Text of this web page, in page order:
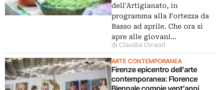
dell'Artigianato, in
programma alla Fortezza da
Basso ad aprile. Che ora si
apre alle giovani…
di Claudia Giraud
ARTE CONTEMPORANEA
Firenze epicentro dell’arte
contemporanea: Florence